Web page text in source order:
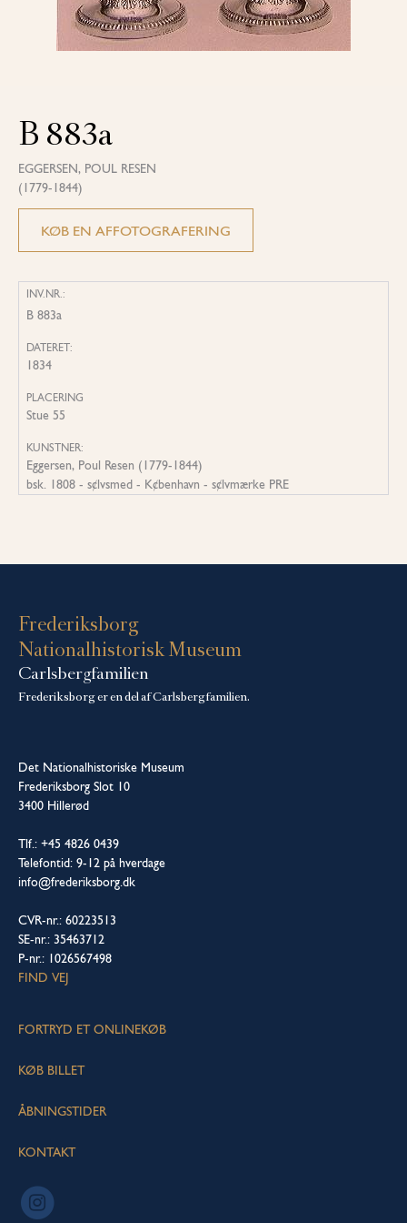
B 883a
EGGERSEN, POUL RESEN
(1779-1844)
KØB EN AFFOTOGRAFERING
INV.NR.:
B 883a
DATERET:
1834
PLACERING
Stue 55
KUNSTNER:
Eggersen, Poul Resen (1779-1844)
bsk. 1808 - s¢lvsmed - K¢benhavn - s¢lvmærke PRE
Frederiksborg
Nationalhistorisk Museum
Carlsbergfamilien
Frederiksborg er en del af Carlsbergfamilien.
Det Nationalhistoriske Museum
Frederiksborg Slot 10
3400 Hillerød
Tlf.: +45 4826 0439
Telefontid: 9-12 på hverdage
info@frederiksborg.dk
CVR-nr.: 60223513
SE-nr.: 35463712
P-nr.: 1026567498
FIND VEJ
FORTRYD ET ONLINEKØB
KØB BILLET
ÅBNINGSTIDER
KONTAKT